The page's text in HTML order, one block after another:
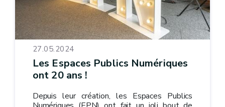
27.05.2024
Les Espaces Publics Numériques
ont 20 ans !
Depuis leur création, les Espaces Publics